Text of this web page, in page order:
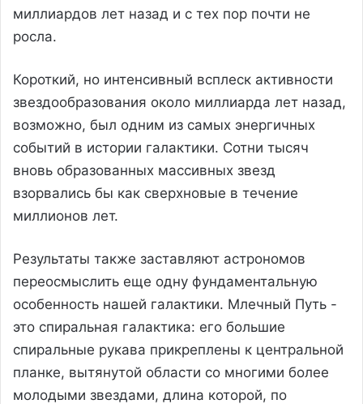
миллиардов лет назад и с тех пор почти не
росла.
Короткий, но интенсивный всплеск активности
звездообразования около миллиарда лет назад,
возможно, был одним из самых энергичных
событий в истории галактики. Сотни тысяч
вновь образованных массивных звезд
взорвались бы как сверхновые в течение
миллионов лет.
Результаты также заставляют астрономов
переосмыслить еще одну фундаментальную
особенность нашей галактики. Млечный Путь -
это спиральная галактика: его большие
спиральные рукава прикреплены к центральной
планке, вытянутой области со многими более
молодыми звездами, длина которой, по